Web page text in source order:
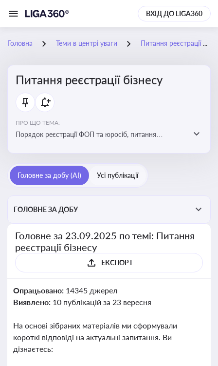
ВХІД ДО LIGA360
Головна Теми в центрі уваги Питання реєстрації бізнесу
Питання реєстрації бізнесу
ПРО ЩО ТЕМА:
Порядок реєстрації ФОП та юросіб, питання
підприємництва
Головне за добу (AI) Усі публікації
ГОЛОВНЕ ЗА ДОБУ
Головне за 23.09.2025 по темі: Питання
реєстрації бізнесу
ЕКСПОРТ
Опрацьовано: 14345 джерел
Виявлено: 10 публікацій за 23 вересня
На основі зібраних матеріалів ми сформували
короткі відповіді на актуальні запитання. Ви
дізнаєтесь: